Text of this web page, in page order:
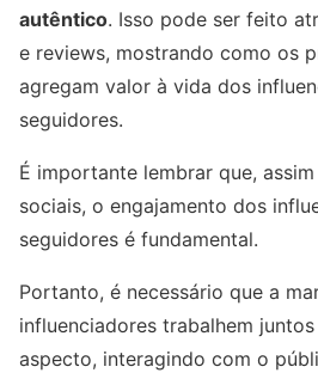
autêntico. Isso pode ser feito
e reviews, mostrando como os
agregam valor à vida dos
seguidores.
É importante lembrar que,
sociais, o engajamento dos
seguidores é fundamental.
Portanto, é necessário que a
influenciadores trabalhem
aspecto, interagindo com o